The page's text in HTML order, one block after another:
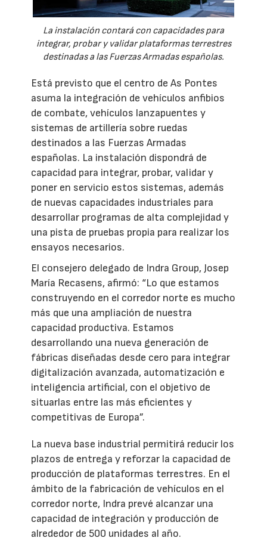
La instalación contará con capacidades para
integrar, probar y validar plataformas terrestres
destinadas a las Fuerzas Armadas españolas.
Está previsto que el centro de As Pontes
asuma la integración de vehículos anfibios
de combate, vehículos lanzapuentes y
sistemas de artillería sobre ruedas
destinados a las Fuerzas Armadas
españolas. La instalación dispondrá de
capacidad para integrar, probar, validar y
poner en servicio estos sistemas, además
de nuevas capacidades industriales para
desarrollar programas de alta complejidad y
una pista de pruebas propia para realizar los
ensayos necesarios.
El consejero delegado de Indra Group, Josep
María Recasens, afirmó: “Lo que estamos
construyendo en el corredor norte es mucho
más que una ampliación de nuestra
capacidad productiva. Estamos
desarrollando una nueva generación de
fábricas diseñadas desde cero para integrar
digitalización avanzada, automatización e
inteligencia artificial, con el objetivo de
situarlas entre las más eficientes y
competitivas de Europa”.
La nueva base industrial permitirá reducir los
plazos de entrega y reforzar la capacidad de
producción de plataformas terrestres. En el
ámbito de la fabricación de vehículos en el
corredor norte, Indra prevé alcanzar una
capacidad de integración y producción de
alrededor de 500 unidades al año.